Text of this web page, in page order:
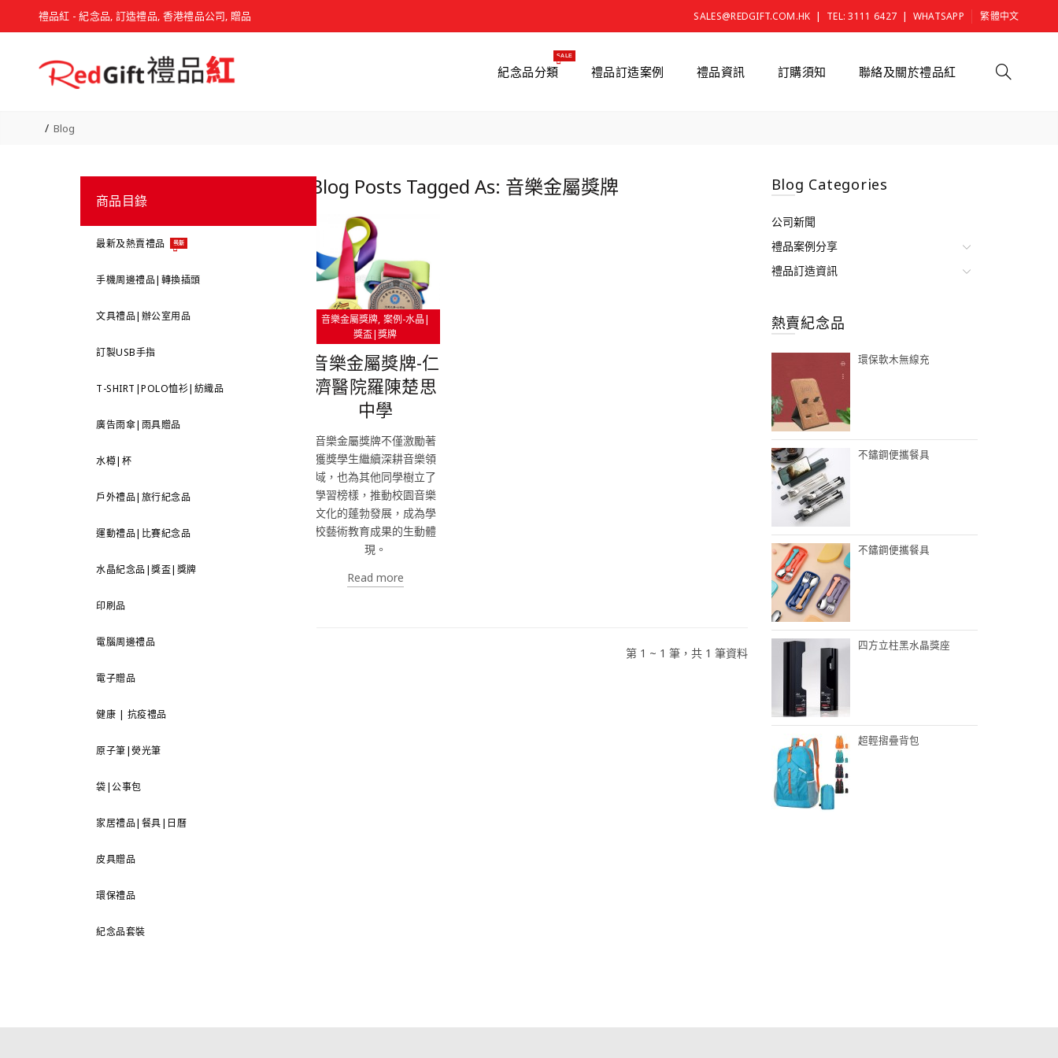
禮品紅 - 紀念品, 訂造禮品, 香港禮品公司, 贈品 SALES@REDGIFT.COM.HK | TEL: 3111 6427 | WHATSAPP 繁體中文
紀念品分類
SALE
禮品訂造案例 禮品資訊 訂購須知 聯絡及關於禮品紅
Blog
商品目錄
最新及熱賣禮品 最新
手機周邊禮品|轉換插頭
文具禮品|辦公室用品
訂製USB手指
T-SHIRT|POLO恤衫|紡織品
廣告雨傘|雨具贈品
水樽|杯
戶外禮品|旅行紀念品
運動禮品|比賽紀念品
水晶紀念品|獎盃|獎牌
印刷品
電腦周邊禮品
電子贈品
健康 | 抗疫禮品
原子筆|熒光筆
袋|公事包
家居禮品|餐具|日曆
皮具贈品
環保禮品
紀念品套裝
Blog Posts Tagged As: 音樂金屬獎牌
音樂金屬獎牌 案例-水晶|
獎盃|獎牌
音樂金屬獎牌-仁
濟醫院羅陳楚思
中學
音樂金屬獎牌不僅激勵著
獲獎學生繼續深耕音樂領
域，也為其他同學樹立了
學習榜樣，推動校園音樂
文化的蓬勃發展，成為學
校藝術教育成果的生動體
現。
Read more
第 1 ~ 1 筆，共 1 筆資料
Blog Categories
公司新聞
禮品案例分享
禮品訂造資訊
熱賣紀念品
環保軟木無線充
不鏽鋼便攜餐具
不鏽鋼便攜餐具
四方立柱黑水晶獎座
超輕摺疊背包